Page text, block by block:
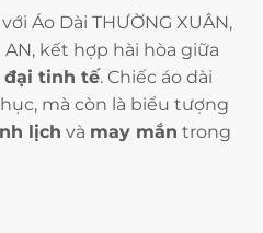
Áo Dài THƯỜNG XUÂN,
kết hợp hài hòa giữa
đại tinh tế. Chiếc áo dài
mà còn là biểu tượng
lịch và may mắn trong